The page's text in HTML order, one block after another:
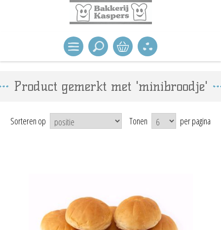
Product gemerkt met 'minibroodje'
Sorteren op Tonen per pagina